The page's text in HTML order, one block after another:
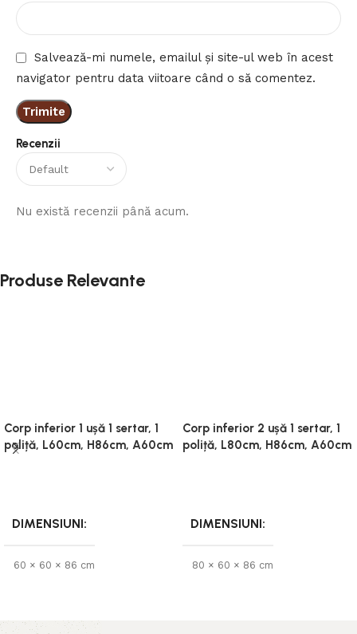
Recenzii
Nu există recenzii până acum.
Salvează-mi numele, emailul și site-ul web în acest
navigator pentru data viitoare când o să comentez.
Produse Relevante
Corp inferior 1 ușă 1 sertar, 1
poliță, L60cm, H86cm, A60cm
DIMENSIUNI
60 × 60 × 86 cm
Corp inferior 2 ușă 1 sertar, 1
poliță, L80cm, H86cm, A60cm
DIMENSIUNI
80 × 60 × 86 cm